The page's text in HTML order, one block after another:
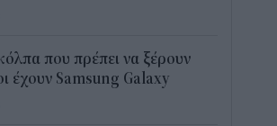
που πρέπει να ξέρουν
έχουν Samsung Galaxy